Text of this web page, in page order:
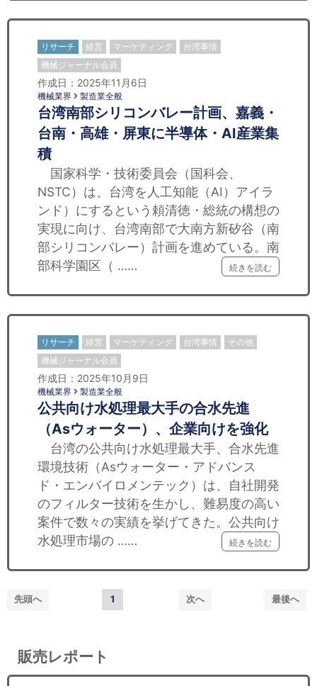
リサーチ 経営 マーケティング
台湾事情
機械ジャーナル会員
作成日：2025年11月6日
機械業界 製造業全般
台湾南部シリコンバレー計画、嘉義・
台南・高雄・屏東に半導体・AI産業集
積
国家科学・技術委員会（国科会、
NSTC）は、台湾を人工知能（AI）アイラ
ンド）にするという頼清徳・総統の構想の
実現に向け、台湾南部で大南方新矽谷（南
部シリコンバレー）計画を進めている。南
部科学園区（ ……
続きを読む
リサーチ 経営 マーケティング 台湾事情
その他
機械ジャーナル会員
作成日：2025年10月9日
機械業界 製造業全般
公共向け水処理最大手の合水先進
（Asウォーター）、企業向けを強化
台湾の公共向け水処理最大手、合水先進
環境技術（Asウォーター・アドバンス
ド・エンバイロメンテック）は、自社開発
のフィルター技術を生かし、難易度の高い
案件で数々の実績を挙げてきた。公共向け
水処理市場の ……
続きを読む
先頭へ 1 次へ 最後へ
販売レポート